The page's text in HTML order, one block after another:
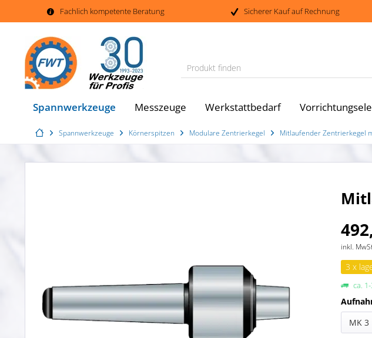
Fachlich kompetente Beratung Sicherer Kauf auf Rechnung
Produkt finden
Spannwerkzeuge Messzeuge Werkstattbedarf
Spannwerkzeuge Körnerspitzen Modulare Zentrierkegel Mitlaufender Zentrierkegel
inkl.
3 x
ca.
MK 3